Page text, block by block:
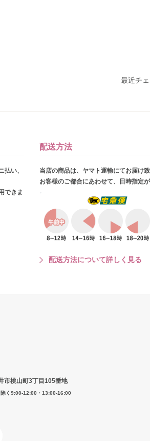
最近チ
払い、
できま
配送方法
当店の商品は、ヤマト運輸にてお届け致
お客様のご都合にあわせて、日時指定が
配送方法について詳しく見る
市桃山町3丁目105番地
除く9:00-12:00・13:00-16:00